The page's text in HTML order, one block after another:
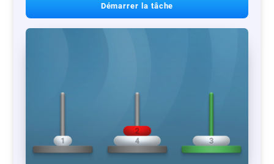
Démarrer la tâche